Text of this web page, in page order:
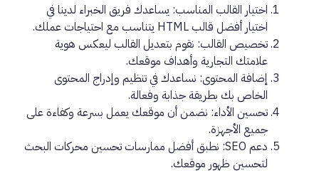
اختيار القالب المناسب: يساعدك فريق الخبراء لدينا في
اختيار أفضل قالب HTML يتناسب مع احتياجات عملك.
تخصيص القالب: نقوم بتعديل القالب ليعكس هوية
علامتك التجارية وأهداف موقعك.
إضافة المحتوى: نساعدك في تنظيم وإدراج المحتوى
الخاص بك بطريقة جذابة وفعالة.
تحسين الأداء: نضمن أن موقعك يعمل بسرعة وكفاءة على
جميع الأجهزة.
دعم SEO: نطبق أفضل ممارسات تحسين محركات البحث
لتحسين ظهور موقعك.